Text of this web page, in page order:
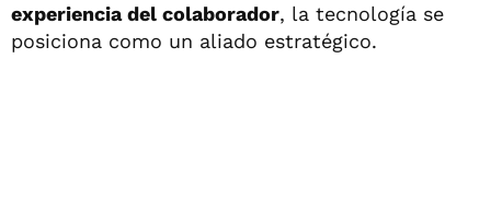
experiencia del colaborador, la tecnología se
posiciona como un aliado estratégico.